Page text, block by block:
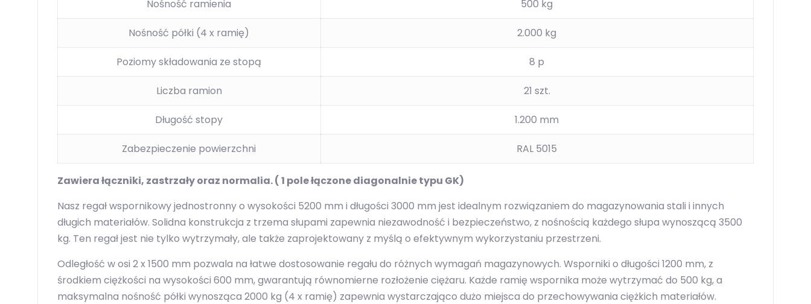
Nośność ramienia 500 kg
Nośność półki (4 x ramię) 2.000 kg
Poziomy składowania ze stopą 8 p
Liczba ramion 21 szt.
Długość stopy 1.200 mm
Zabezpieczenie powierzchni RAL 5015
Zawiera łączniki, zastrzały oraz normalia. ( 1 pole łączone diagonalnie typu GK)
Nasz regał wspornikowy jednostronny o wysokości 5200 mm i długości 3000 mm jest idealnym rozwiązaniem do magazynowania stali i innych
długich materiałów. Solidna konstrukcja z trzema słupami zapewnia niezawodność i bezpieczeństwo, z nośnością każdego słupa wynoszącą 3500
kg. Ten regał jest nie tylko wytrzymały, ale także zaprojektowany z myślą o efektywnym wykorzystaniu przestrzeni.
Odległość w osi 2 x 1500 mm pozwala na łatwe dostosowanie regału do różnych wymagań magazynowych. Wsporniki o długości 1200 mm, z
środkiem ciężkości na wysokości 600 mm, gwarantują równomierne rozłożenie ciężaru. Każde ramię wspornika może wytrzymać do 500 kg, a
maksymalna nośność półki wynosząca 2000 kg (4 x ramię) zapewnia wystarczająco dużo miejsca do przechowywania ciężkich materiałów.